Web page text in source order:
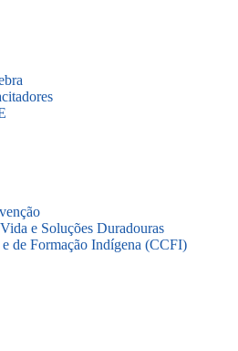
e Soluções Duradouras
de Formação Indígena (CCFI)